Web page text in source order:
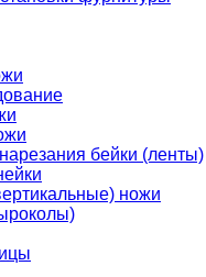
бейки (ленты)
ножи